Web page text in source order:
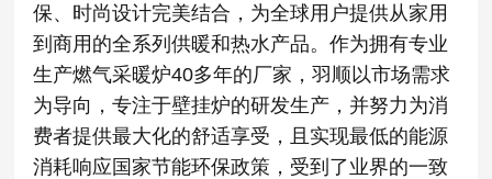
保、时尚设计完美结合，为全球用户提供从家用
到商用的全系列供暖和热水产品。作为拥有专业
生产燃气采暖炉40多年的厂家，羽顺以市场需求
为导向，专注于壁挂炉的研发生产，并努力为消
费者提供最大化的舒适享受，且实现最低的能源
消耗响应国家节能环保政策，受到了业界的一致